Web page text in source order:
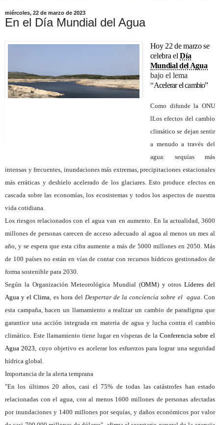
miércoles, 22 de marzo de 2023
En el Día Mundial del Agua
Hoy 22 de marzo se
celebra elDía
Mundial del Agua
bajo el lema
“Acelerar el cambio”
Como difunde la ONU
lLos efectos del cambio
climático se dejan sentir
a menudo a través del
agua: sequías más
intensas y frecuentes, inundaciones más extremas, precipitaciones estacionales
más erráticas y deshielo acelerado de los glaciares. Esto produce efectos en
cascada sobre las economías, los ecosistemasy todos los aspectos de nuestra
vida cotidiana.
Los riesgos relacionados con el agua van en aumento . En la actualidad, 3600
millones de personas carecen de acceso adecuado al agua al menos un mes al
año, y se espera que esta cifra aumente a más de 5000 millones en 2050. Más
de 100 países no están en vías de contar con recursos hídricos gestionados de
forma sostenible para 2030.
Según la Organización Meteorológica Mundial (OMM) y otrosLíderes del
Agua y el Clima , es hora del Despertar de la conciencia sobre el agua . Con
esta campaña, hacen un llamamiento arealizar un cambio de paradigma que
garantice una acción integradaen materia de agua y lucha contra el cambio
climático. Este llamamiento tiene lugar en vísperas de laConferencia sobre el
Agua 2023 , cuyo objetivo es acelerar los esfuerzos para lograr una seguridad
hídrica global.
Importancia de la alerta temprana
"En los últimos 20 años, casi el 75% de todas las catástrofes han estado
relacionadas con el agua, con al menos 1600 millones de personas afectadas
por inundaciones y 1400 millones por sequías, y daños económicos por valor